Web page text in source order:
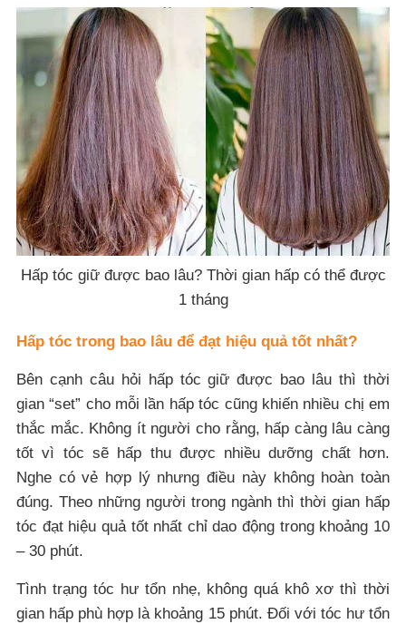
Hấp tóc giữ được bao lâu? Thời gian hấp có thể được
1 tháng
Hấp tóc trong bao lâu để đạt hiệu quả tốt nhất?
Bên cạnh câu hỏi hấp tóc giữ được bao lâu thì thời
gian “set” cho mỗi lần hấp tóc cũng khiến nhiều chị em
thắc mắc. Không ít người cho rằng, hấp càng lâu càng
tốt vì tóc sẽ hấp thu được nhiều dưỡng chất hơn.
Nghe có vẻ hợp lý nhưng điều này không hoàn toàn
đúng. Theo những người trong ngành thì thời gian hấp
tóc đạt hiệu quả tốt nhất chỉ dao động trong khoảng 10
– 30 phút.
Tình trạng tóc hư tổn nhẹ, không quá khô xơ thì thời
gian hấp phù hợp là khoảng 15 phút. Đối với tóc hư tổn